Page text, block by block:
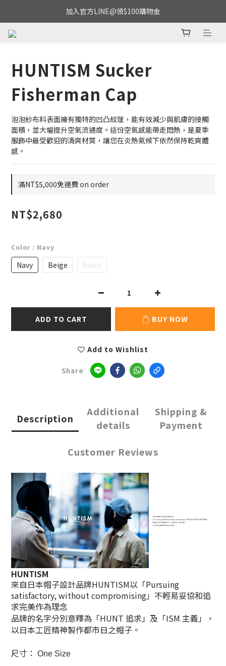
加入官方LINE@領$100購物金
HUNTISM Sucker
Fisherman Cap
泡泡紗布料表面擁有獨特的凹凸紋理，能有效減少與肌膚的接觸
面積，並大幅提升空氣流通度。這份空氣感能帶走悶熱，是夏季
服飾中最受歡迎的清爽材質，讓您在炎熱氣候下依然保持乾爽體
感。
滿NT$5,000免運費 on order
NT$2,680
Color : Navy
Navy Beige Black
ADD TO CART BUY NOW
Add to Wishlist
Share
Description
Additional
details
Shipping &
Payment
Customer Reviews
HUNTISM
來自日本帽子設計品牌HUNTISM以「Pursuing
satisfactory, without compromising」不輕易妥協和追
求完美作為理念
品牌的名字分別意釋為「HUNT 追求」及「ISM 主義」，
以日本工匠精神製作都市日之帽子。
尺寸： One Size